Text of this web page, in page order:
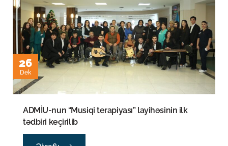
26
Dek
ADMİU-nun “Musiqi terapiyası” layihəsinin ilk
tədbiri keçirilib